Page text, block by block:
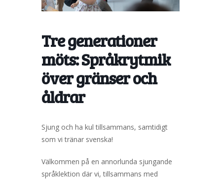
Tre generationer
möts: Språkrytmik
över gränser och
åldrar
Sjung och ha kul tillsammans, samtidigt
som vi tränar svenska!
Välkommen på en annorlunda sjungande
språklektion där vi, tillsammans med